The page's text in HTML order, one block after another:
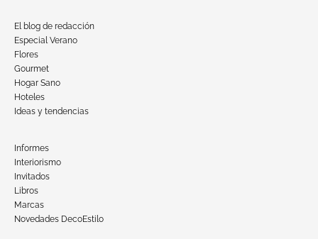
El blog de redacción
Especial Verano
Flores
Gourmet
Hogar Sano
Hoteles
Ideas y tendencias
Informes
Interiorismo
Invitados
Libros
Marcas
Novedades DecoEstilo